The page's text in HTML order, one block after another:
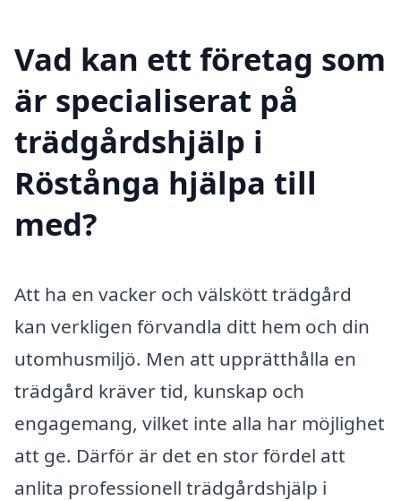
Vad kan ett företag som
är specialiserat på
trädgårdshjälp i
Röstånga hjälpa till
med?
Att ha en vacker och välskött trädgård
kan verkligen förvandla ditt hem och din
utomhusmiljö. Men att upprätthålla en
trädgård kräver tid, kunskap och
engagemang, vilket inte alla har möjlighet
att ge. Därför är det en stor fördel att
anlita professionell trädgårdshjälp i